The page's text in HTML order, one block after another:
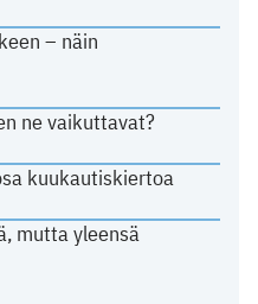
– näin
ne vaikuttavat?
kuukautiskiertoa
mutta yleensä